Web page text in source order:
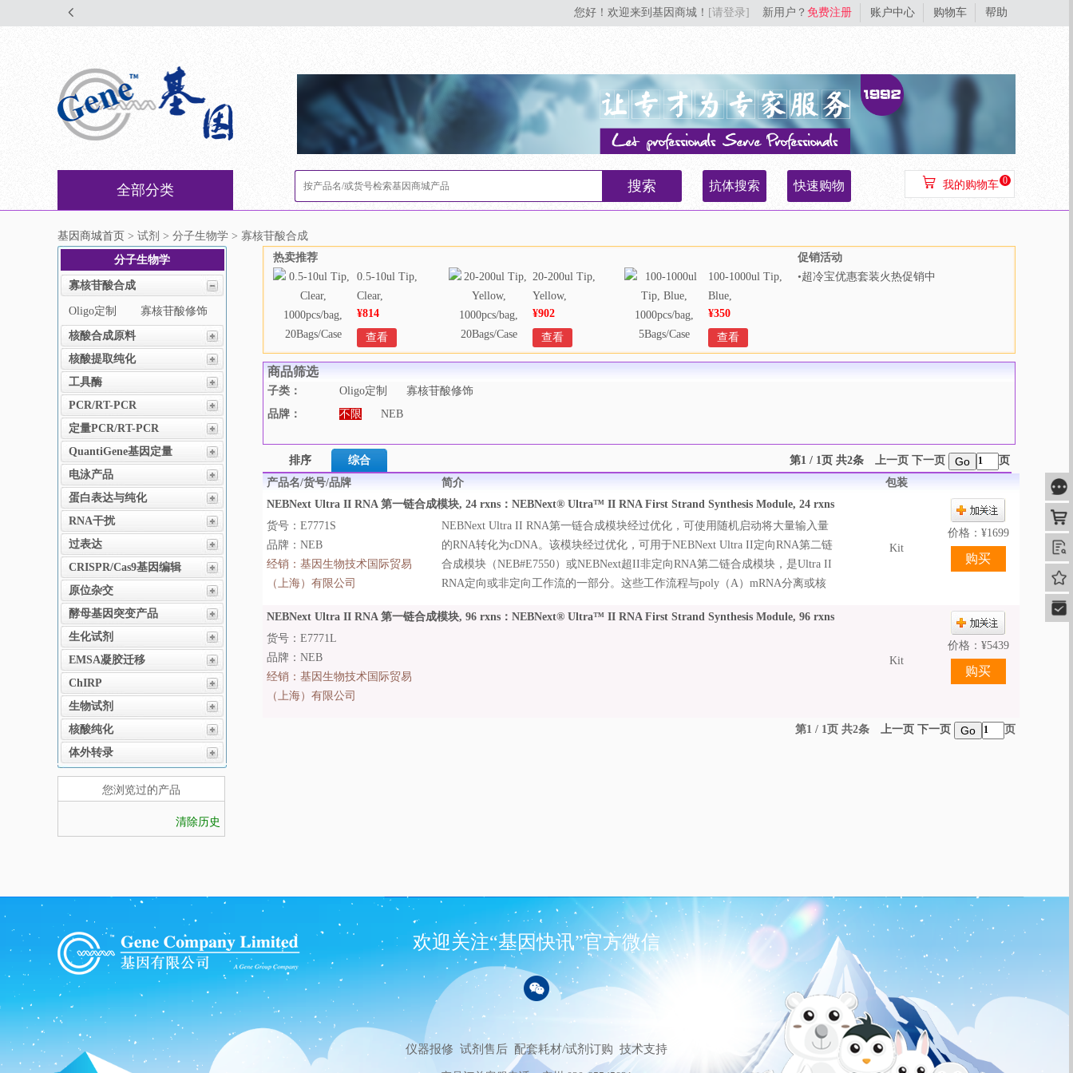
您好！欢迎来到基因商城！ [请登录] 新用户？ 免费注册 账户中心 购物车 帮助
全部分类 搜索 抗体搜索 快速购物 0
我的购物车
基因商城首页 > 试剂 > 分子生物学 > 寡核苷酸合成
分子生物学
寡核苷酸合成
Oligo定制 寡核苷酸修饰
核酸合成原料
核酸提取纯化
工具酶
PCR/RT-PCR
定量PCR/RT-PCR
QuantiGene基因定量
电泳产品
蛋白表达与纯化
RNA干扰
过表达
CRISPR/Cas9基因编辑
原位杂交
酵母基因突变产品
生化试剂
EMSA凝胶迁移
ChIRP
生物试剂
核酸纯化
体外转录
您浏览过的产品
清除历史
热卖推荐
0.5-10ul Tip,
Clear,
1000pcs/bag,
20Bags/Case
¥814
查看
20-200ul Tip,
Yellow,
1000pcs/bag,
20Bags/Case
¥902
查看
100-1000ul Tip,
Blue,
1000pcs/bag,
5Bags/Case
¥350
查看
促销活动
•超冷宝优惠套装火热促销中
商品筛选
子类： Oligo定制
寡核苷酸修饰
品牌：
不限 NEB
排序 综合 第1 / 1页 共2条 上一页 下一页 Go
页
产品名/货号/品牌
简介
包装
NEBNext Ultra II RNA 第一链合成模块, 24 rxns：NEBNext® Ultra™ II RNA First Strand Synthesis Module, 24 rxns
Kit
价格： ¥1699
货号：E7771S
品牌：NEB
经销： 基因生物技术国际贸易
（上海）有限公司
NEBNext Ultra II RNA第一链合成模块经过优化，可使用随机启动将大量输入量
的RNA转化为cDNA。该模块经过优化，可用于NEBNext Ultra II定向RNA第二链
合成模块（NEB#E7550）或NEBNext超II非定向RNA第二链合成模块，是Ultra II
RNA定向或非定向工作流的一部分。这些工作流程与poly（A）mRNA分离或核
NEBNext Ultra II RNA 第一链合成模块, 96 rxns：NEBNext® Ultra™ II RNA First Strand Synthesis Module, 96 rxns
Kit
价格： ¥5439
货号：E7771L
品牌：NEB
经销： 基因生物技术国际贸易
（上海）有限公司
第1 / 1页 共2条 上一页 下一页 Go 页
欢迎关注“基因快讯”官方微信
仪器报修 试剂售后 配套耗材/试剂订购 技术支持
购
查
我
快